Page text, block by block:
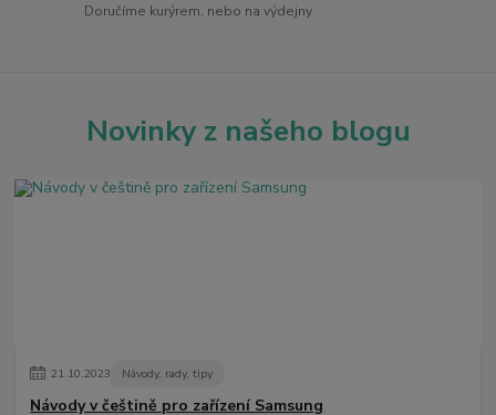
Doručíme kurýrem, nebo na výdejny
Novinky z našeho blogu
21.10.2023 Návody, rady, tipy
Návody v češtině pro zařízení Samsung